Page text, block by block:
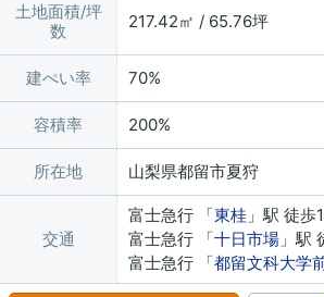
土地面積/坪
数
217.42㎡ / 65.76坪
建ぺい率 70%
容積率 200%
所在地 山梨県都留市夏狩
交通
富士急行 「東桂 」駅 徒歩
富士急行 「十日市場 」駅
富士急行 「都留文科大学